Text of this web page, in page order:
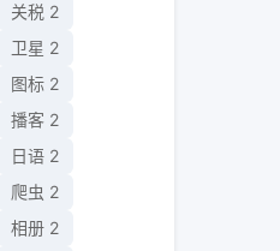
关税 2
卫星 2
图标 2
播客 2
日语 2
爬虫 2
相册 2